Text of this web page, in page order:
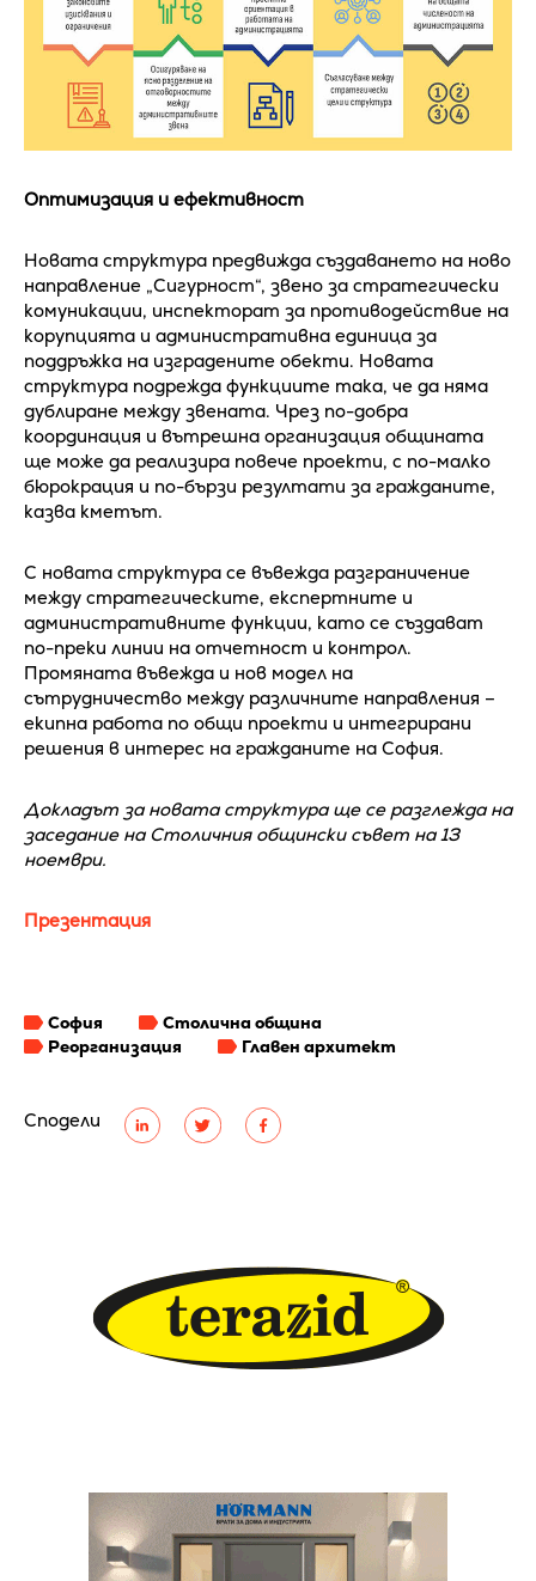
Сподели
Оптимизация и ефективност
Новата структура предвижда създаването на ново
направление „Сигурност“, звено за стратегически
комуникации, инспекторат за противодействие на
корупцията и административна единица за
поддръжка на изградените обекти. Новата
структура подрежда функциите така, че да няма
дублиране между звената. Чрез по-добра
координация и вътрешна организация общината
ще може да реализира повече проекти, с по-малко
бюрокрация и по-бързи резултати за гражданите,
казва кметът.
С новата структура се въвежда разграничение
между стратегическите, експертните и
административните функции, като се създават
по-преки линии на отчетност и контрол.
Промяната въвежда и нов модел на
сътрудничество между различните направления –
екипна работа по общи проекти и интегрирани
решения в интерес на гражданите на София.
Докладът за новата структура ще се разглежда на
заседание на Столичния общински съвет на 13
ноември.
Презентация
София
Столична община
Реорганизация
Главен архитект